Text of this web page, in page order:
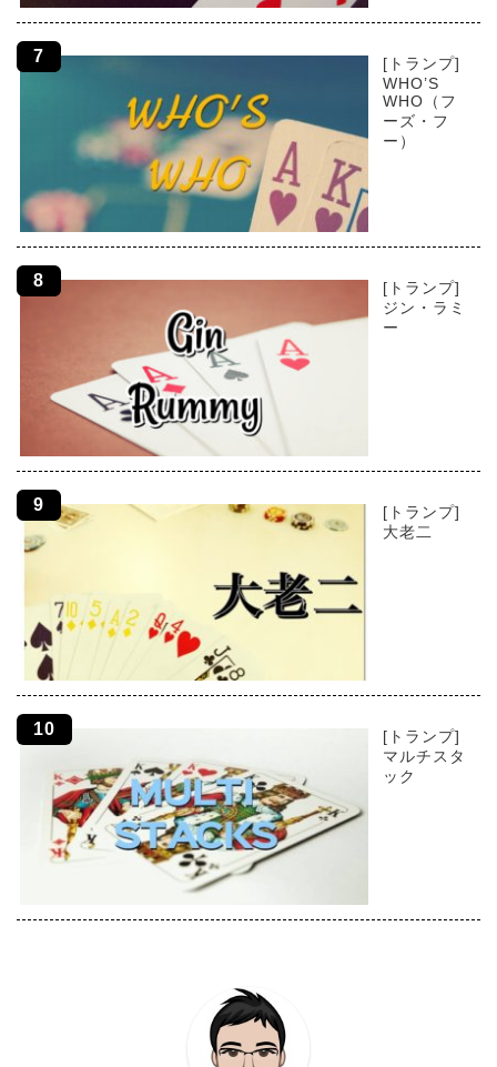
[トランプ]
WHO’S
WHO（フ
ーズ・フ
ー）
[トランプ]
ジン・ラミ
ー
[トランプ]
大老二
[トランプ]
マルチスタ
ック